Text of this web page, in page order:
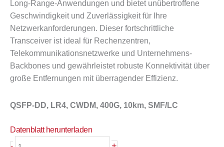
Long-Range-Anwendungen und bietet unübertroffene
Geschwindigkeit und Zuverlässigkeit für Ihre
Netzwerkanforderungen. Dieser fortschrittliche
Transceiver ist ideal für Rechenzentren,
Telekommunikationsnetzwerke und Unternehmens-
Backbones und gewährleistet robuste Konnektivität über
große Entfernungen mit überragender Effizienz.
QSFP-DD, LR4, CWDM, 400G, 10km, SMF/LC
Datenblatt herunterladen